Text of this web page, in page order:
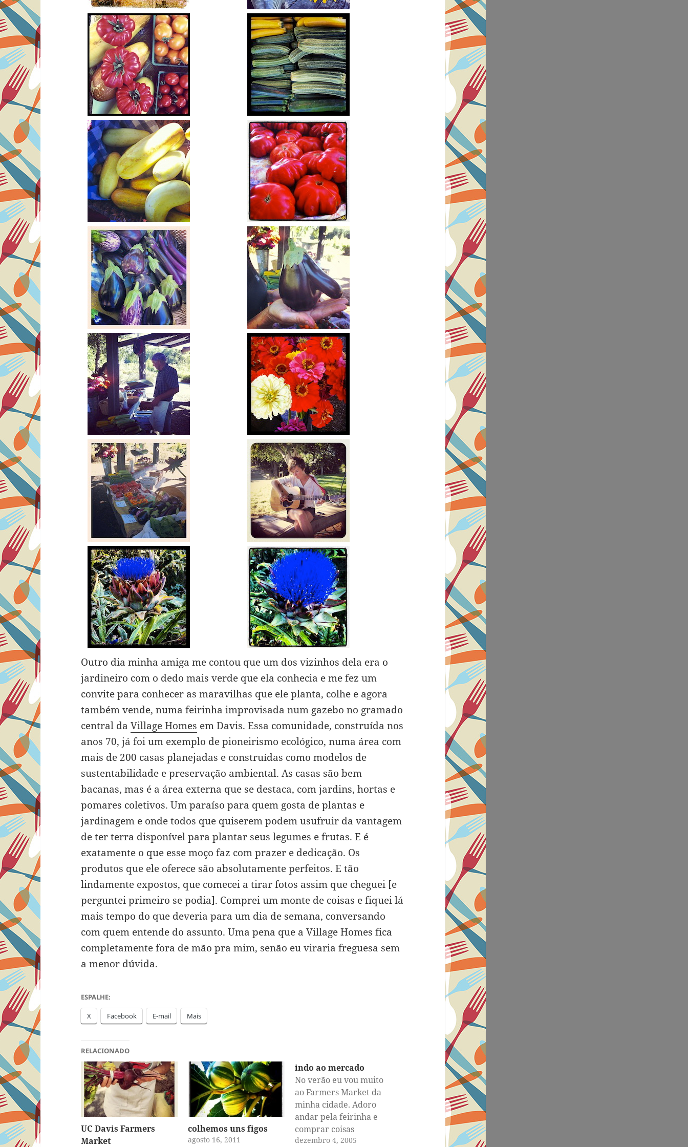
Outro dia minha amiga me contou que um dos vizinhos dela era o
jardineiro com o dedo mais verde que ela conhecia e me fez um
convite para conhecer as maravilhas que ele planta, colhe e agora
também vende, numa feirinha improvisada num gazebo no gramado
central daVillage Homes em Davis. Essa comunidade, construída nos
anos 70, já foi um exemplo de pioneirismo ecológico, numa área com
mais de 200 casas planejadas e construídas como modelos de
sustentabilidade e preservação ambiental. As casas são bem
bacanas, mas é a área externa que se destaca, com jardins, hortas e
pomares coletivos. Um paraíso para quem gosta de plantas e
jardinagem e onde todos que quiserem podem usufruir da vantagem
de ter terra disponível para plantar seus legumes e frutas. E é
exatamente o que esse moço faz com prazer e dedicação. Os
produtos que ele oferece são absolutamente perfeitos. E tão
lindamente expostos, que comecei a tirar fotos assim que cheguei [e
perguntei primeiro se podia]. Comprei um monte de coisas e fiquei lá
mais tempo do que deveria para um dia de semana, conversando
com quem entende do assunto. Uma pena que a Village Homes fica
completamente fora de mão pra mim, senão eu viraria freguesa sem
a menor dúvida.
ESPALHE:
X Facebook E-mail Mais
RELACIONADO
UC Davis Farmers
Market
colhemos uns figos
agosto 16, 2011
indo ao mercado
No verão eu vou muito
ao Farmers Market da
minha cidade. Adoro
andar pela feirinha e
comprar coisas
fresquinhas e
dezembro 4, 2005